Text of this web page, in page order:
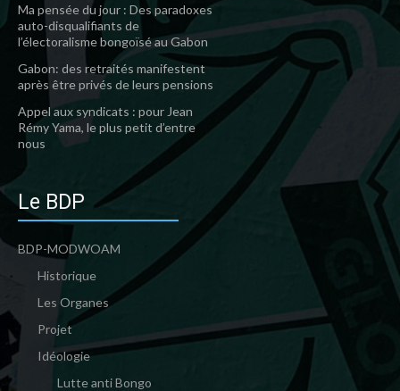
Ma pensée du jour : Des paradoxes
auto-disqualifiants de
l’électoralisme bongoïsé au Gabon
Gabon: des retraités manifestent
après être privés de leurs pensions
Appel aux syndicats : pour Jean
Rémy Yama, le plus petit d’entre
nous
Le BDP
BDP-MODWOAM
Historique
Les Organes
Projet
Idéologie
Lutte anti Bongo